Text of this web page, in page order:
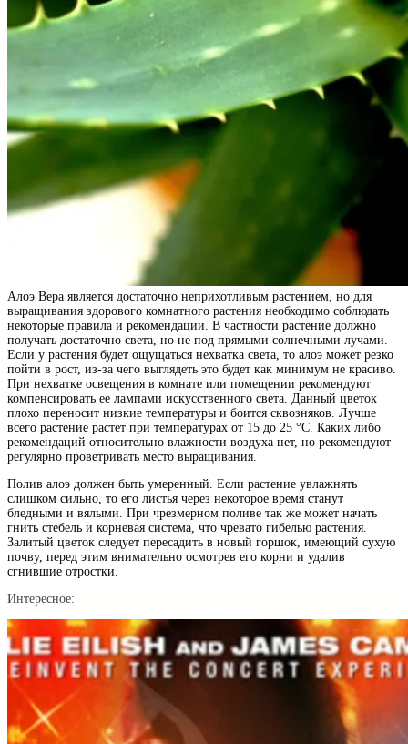
Алоэ Вера является достаточно неприхотливым растением, но для
выращивания здорового комнатного растения необходимо соблюдать
некоторые правила и рекомендации. В частности растение должно
получать достаточно света, но не под прямыми солнечными лучами.
Если у растения будет ощущаться нехватка света, то алоэ может резко
пойти в рост, из-за чего выглядеть это будет как минимум не красиво.
При нехватке освещения в комнате или помещении рекомендуют
компенсировать ее лампами искусственного света. Данный цветок
плохо переносит низкие температуры и боится сквозняков. Лучше
всего растение растет при температурах от 15 до 25 °C. Каких либо
рекомендаций относительно влажности воздуха нет, но рекомендуют
регулярно проветривать место выращивания.
Полив алоэ должен быть умеренный. Если растение увлажнять
слишком сильно, то его листья через некоторое время станут
бледными и вялыми. При чрезмерном поливе так же может начать
гнить стебель и корневая система, что чревато гибелью растения.
Залитый цветок следует пересадить в новый горшок, имеющий сухую
почву, перед этим внимательно осмотрев его корни и удалив
сгнившие отростки.
Интересное: